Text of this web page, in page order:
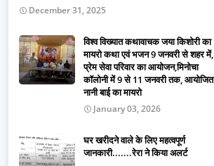
December 31, 2025
विश्व विख्यात कथावाचक जया किशोरी का
मायरो कथा एवं भजन 9 जनवरी से शहर में,
प्रेम सेवा परिवार का आयोजन,मिनोचा
कॉलोनी में 9 से 11 जनवरी तक, आयोजित
नानी बाई का मायरो
January 03, 2026
घर खरीदने वाले के लिए महत्वपूर्ण
जानकारी.......रेरा ने किया अलर्ट